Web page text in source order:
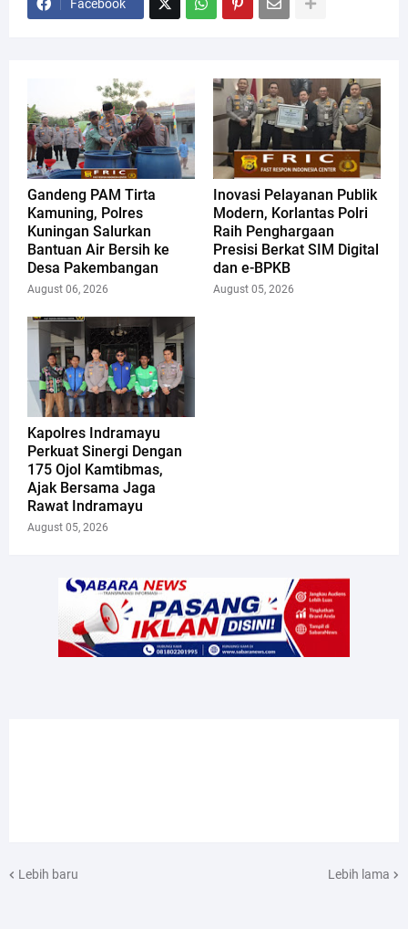
Facebook
Gandeng PAM Tirta
Kamuning, Polres
Kuningan Salurkan
Bantuan Air Bersih ke
Desa Pakembangan
August 06, 2026
Inovasi Pelayanan Publik
Modern, Korlantas Polri
Raih Penghargaan
Presisi Berkat SIM Digital
dan e-BPKB
August 05, 2026
Kapolres Indramayu
Perkuat Sinergi Dengan
175 Ojol Kamtibmas,
Ajak Bersama Jaga
Rawat Indramayu
August 05, 2026
Lebih baru Lebih lama